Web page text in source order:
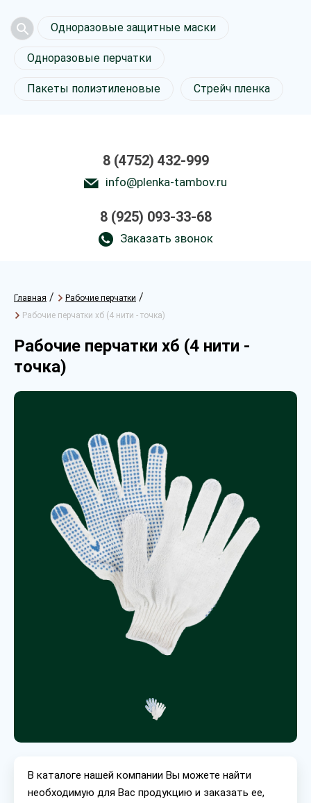
Одноразовые защитные маски
Одноразовые перчатки
Пакеты полиэтиленовые Стрейч пленка
8 (4752) 432-999
info@plenka-tambov.ru
8 (925) 093-33-68
Заказать звонок
Главная / Рабочие перчатки /
Рабочие перчатки хб (4 нити - точка)
Рабочие перчатки хб (4 нити -
точка)
В каталоге нашей компании Вы можете найти
необходимую для Вас продукцию и заказать ее,